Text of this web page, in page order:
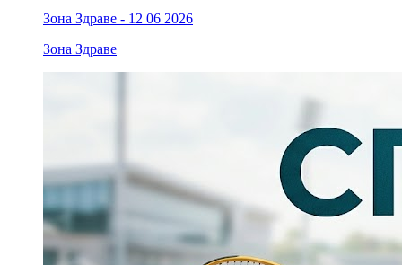
Зона Здраве - 12 06 2026
Зона Здраве